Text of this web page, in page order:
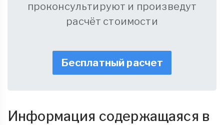
проконсультируют и произведут
расчёт стоимости
Бесплатный расчет
Информация содержащаяся в